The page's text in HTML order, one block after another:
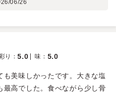
06/26
り ：5.0 味 ： 5.0
も美味しかったです。大きな塩
最高でした。食べながら少し骨